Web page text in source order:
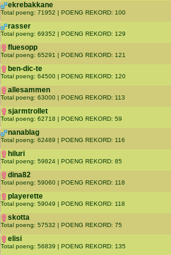
ekrebakkane
Total poeng: 71952 | POENG REKORD: 100
rasser
Total poeng: 69352 | POENG REKORD: 129
fluesopp
Total poeng: 65291 | POENG REKORD: 121
ben-dic-te
Total poeng: 64500 | POENG REKORD: 120
allesammen
Total poeng: 63000 | POENG REKORD: 113
sjarmtrollet
Total poeng: 62718 | POENG REKORD: 59
nanablag
Total poeng: 62489 | POENG REKORD: 116
hiluri
Total poeng: 59824 | POENG REKORD: 85
dina82
Total poeng: 59060 | POENG REKORD: 118
playerette
Total poeng: 59049 | POENG REKORD: 118
skotta
Total poeng: 57532 | POENG REKORD: 75
elisi
Total poeng: 56839 | POENG REKORD: 135